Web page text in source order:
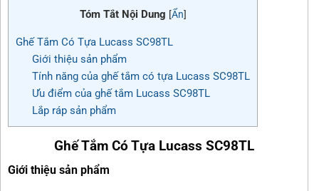
Tóm Tắt Nội Dung [Ẩn]
Ghế Tắm Có Tựa Lucass SC98TL
Giới thiệu sản phẩm
Tính năng của ghế tắm có tựa Lucass SC98TL
Ưu điểm của ghế tắm Lucass SC98TL
Lắp ráp sản phẩm
Ghế Tắm Có Tựa Lucass SC98TL
Giới thiệu sản phẩm